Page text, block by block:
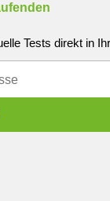
Tests direkt in